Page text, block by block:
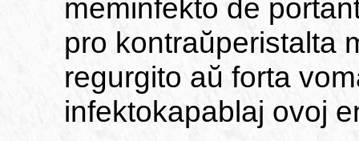
meminfekto de
pro kontraŭperistalta
regurgito aŭ forta
infektokapablaj ovoj